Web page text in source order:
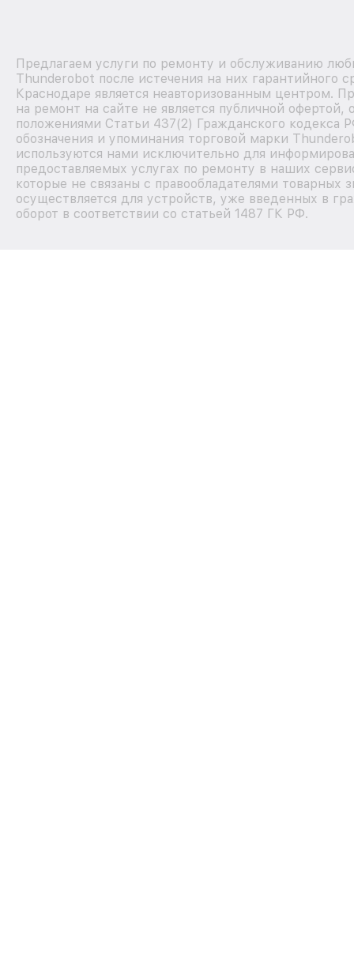
Предлагаем услуги по ремонту и обслуживанию
Thunderobot после истечения на них гарантийного
Краснодаре является неавторизованным центром.
на ремонт на сайте не является публичной офертой,
положениями Статьи 437(2) Гражданского кодекса
обозначения и упоминания торговой марки
используются нами исключительно для
предоставляемых услугах по ремонту в наших
которые не связаны с правообладателями товарных
осуществляется для устройств, уже введенных в
оборот в соответствии со статьей 1487 ГК РФ.